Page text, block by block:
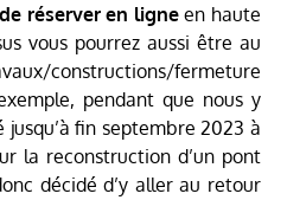
réserver en ligneen haute
vous pourrez aussi être au
constructions/fermeture
pendant que nous y
fin septembre 2023 à
la reconstruction d’un pont
décidé d’y aller au retour